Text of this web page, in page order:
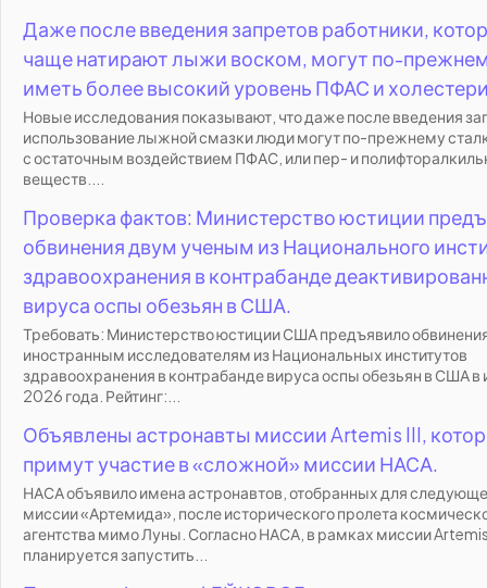
Даже после введения запретов работники,
чаще натирают лыжи воском, могут по-
иметь более высокий уровень ПФАС и
Новые исследования показывают, что даже после введения
использование лыжной смазки люди могут по-прежнему
с остаточным воздействием ПФАС, или пер- и
веществ....
Проверка фактов: Министерство юстиции
обвинения двум ученым из Национального
здравоохранения в контрабанде
вируса оспы обезьян в США.
Требовать: Министерство юстиции США предъявило
иностранным исследователям из Национальных институтов
здравоохранения в контрабанде вируса оспы обезьян в США в
2026 года. Рейтинг:...
Объявлены астронавты миссии Artemis III,
примут участие в «сложной» миссии НАСА.
НАСА объявило имена астронавтов, отобранных для
миссии «Артемида», после исторического пролета
агентства мимо Луны. Согласно НАСА, в рамках миссии
планируется запустить...